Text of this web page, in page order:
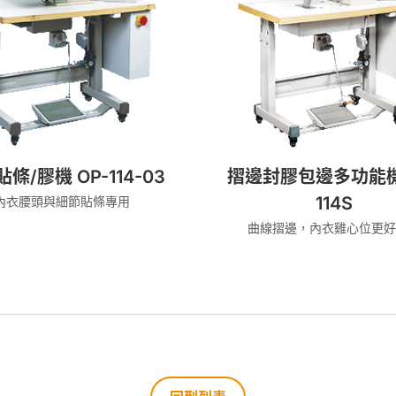
條/膠機 OP-114-03
衣腰頭與細節貼條專用
摺邊封膠包邊多功能
114S
曲線摺邊，內衣雞心位更